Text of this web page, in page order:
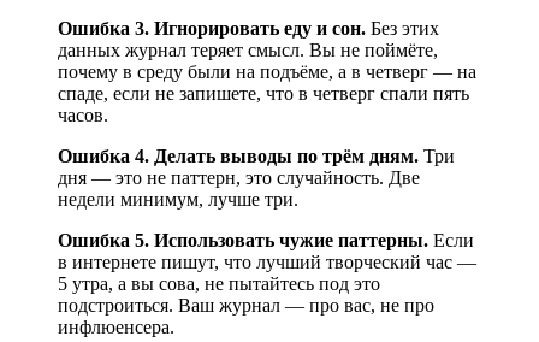
Ошибка 3. Игнорировать еду и сон. Без этих
данных журнал теряет смысл. Вы не поймёте,
почему в среду были на подъёме, а в четверг — на
спаде, если не запишете, что в четверг спали пять
часов.
Ошибка 4. Делать выводы по трём дням. Три
дня — это не паттерн, это случайность. Две
недели минимум, лучше три.
Ошибка 5. Использовать чужие паттерны. Если
в интернете пишут, что лучший творческий час —
5 утра, а вы сова, не пытайтесь под это
подстроиться. Ваш журнал — про вас, не про
инфлюенсера.